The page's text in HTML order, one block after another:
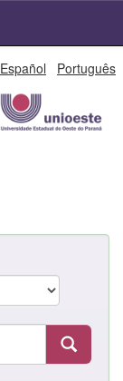
Español Português